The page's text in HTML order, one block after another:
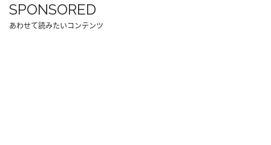
SPONSORED
あわせて読みたいコンテンツ